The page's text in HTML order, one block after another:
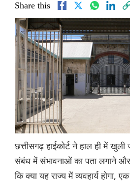
Share this
छत्तीसगढ़ हाईकोर्ट ने हाल ही में
संबंध में संभावनाओं का पता लगाने
कि क्या यह राज्य में व्यवहार्य होगा,